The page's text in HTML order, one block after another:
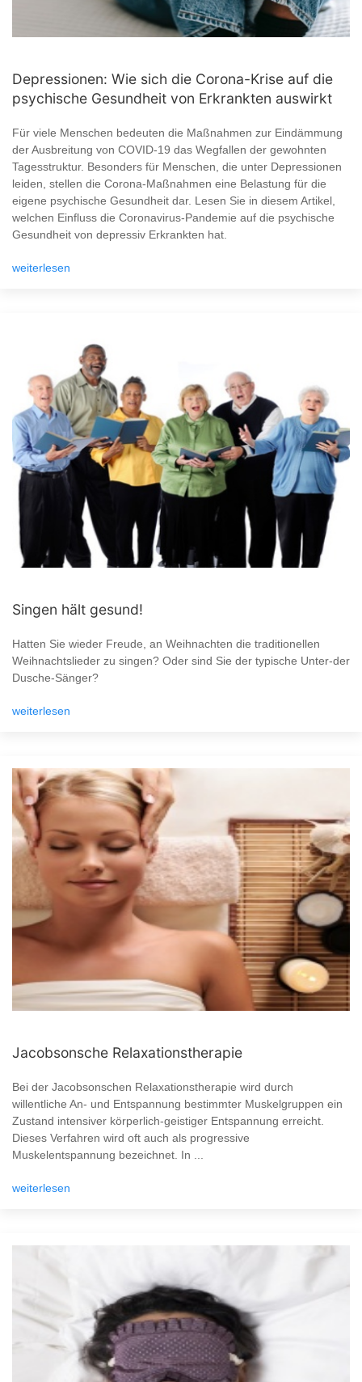
Depressionen: Wie sich die Corona-Krise auf die
psychische Gesundheit von Erkrankten auswirkt
Für viele Menschen bedeuten die Maßnahmen zur Eindämmung
der Ausbreitung von COVID-19 das Wegfallen der gewohnten
Tagesstruktur. Besonders für Menschen, die unter Depressionen
leiden, stellen die Corona-Maßnahmen eine Belastung für die
eigene psychische Gesundheit dar. Lesen Sie in diesem Artikel,
welchen Einfluss die Coronavirus-Pandemie auf die psychische
Gesundheit von depressiv Erkrankten hat.
weiterlesen
Singen hält gesund!
Hatten Sie wieder Freude, an Weihnachten die traditionellen
Weihnachtslieder zu singen? Oder sind Sie der typische Unter-der
Dusche-Sänger?
weiterlesen
Jacobsonsche Relaxationstherapie
Bei der Jacobsonschen Relaxationstherapie wird durch
willentliche An- und Entspannung bestimmter Muskelgruppen ein
Zustand intensiver körperlich-geistiger Entspannung erreicht.
Dieses Verfahren wird oft auch als progressive
Muskelentspannung bezeichnet. In ...
weiterlesen